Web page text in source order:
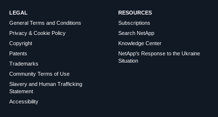
LEGAL
General Terms and Conditions
Privacy & Cookie Policy
Copyright
Patents
Trademarks
Community Terms of Use
Slavery and Human Trafficking
Statement
Accessibility
RESOURCES
Subscriptions
Search NetApp
Knowledge Center
NetApp's Response to the Ukraine
Situation